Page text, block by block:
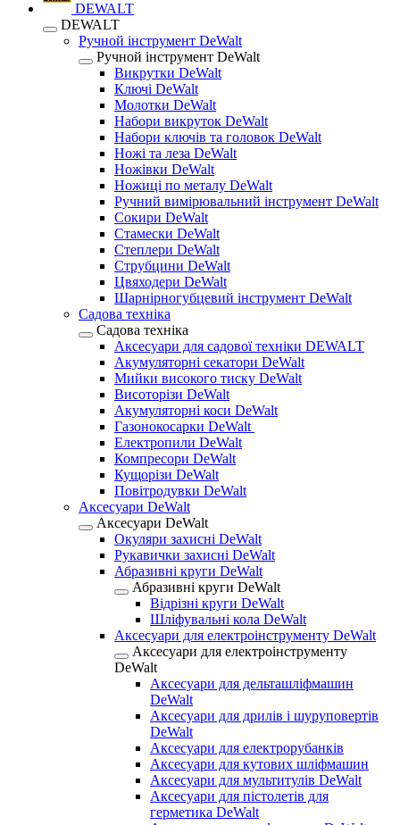
DEWALT
DEWALT
Ручной інструмент DeWalt
Ручной інструмент DeWalt
Викрутки DeWalt
Ключі DeWalt
Молотки DeWalt
Набори викруток DeWalt
Набори ключів та головок DeWalt
Ножі та леза DeWalt
Ножівки DeWalt
Ножиці по металу DeWalt
Ручний вимірювальний інструмент DeWalt
Сокири DeWalt
Стамески DeWalt
Степлери DeWalt
Струбцини DeWalt
Цвяходери DeWalt
Шарнірногубцевий інструмент DeWalt
Садова техніка
Садова техніка
Аксесуари для садової техніки DEWALT
Акумуляторні секатори DeWalt
Мийки високого тиску DeWalt
Висоторізи DeWalt
Акумуляторні коси DeWalt
Газонокосарки DeWalt
Електропили DeWalt
Компресори DeWalt
Кущорізи DeWalt
Повітродувки DeWalt
Аксесуари DeWalt
Аксесуари DeWalt
Окуляри захисні DeWalt
Рукавички захисні DeWalt
Абразивні круги DeWalt
Абразивні круги DeWalt
Відрізні круги DeWalt
Шліфувальні кола DeWalt
Аксесуари для електроінструменту DeWalt
Аксесуари для електроінструменту
DeWalt
Аксесуари для дельташліфмашин
DeWalt
Аксесуари для дрилів і шуруповертів
DeWalt
Аксесуари для електрорубанків
Аксесуари для кутових шліфмашин
Аксесуари для мультитулів DeWalt
Аксесуари для пістолетів для
герметика DeWalt